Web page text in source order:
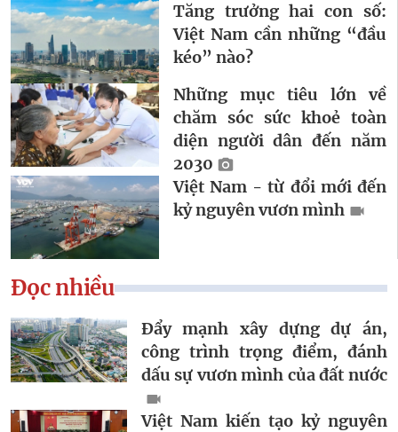
Tăng trưởng hai con số:
Việt Nam cần những “đầu
kéo” nào?
Những mục tiêu lớn về
chăm sóc sức khoẻ toàn
diện người dân đến năm
2030
Việt Nam - từ đổi mới đến
kỷ nguyên vươn mình
Đọc nhiều
Đẩy mạnh xây dựng dự án,
công trình trọng điểm, đánh
dấu sự vươn mình của đất nước
Việt Nam kiến tạo kỷ nguyên